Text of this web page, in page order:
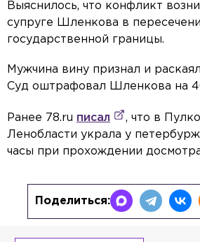
Выяснилось, что конфликт
супруге Шленкова в
государственной границы.
Мужчина вину признал и
Суд оштрафовал Шленкова на
Ранее 78.ru писал
, что в
Ленобласти украла у
часы при прохождении
Поделиться: